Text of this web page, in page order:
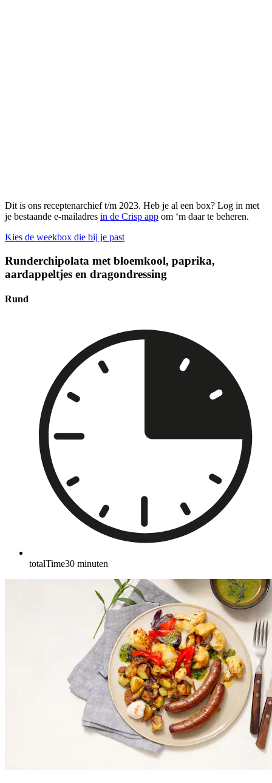
Dit is ons receptenarchief t/m 2023. Heb je al een box? Log in met
je bestaande e-mailadres in de Crisp app om ‘m daar te beheren.
Kies de weekbox die bij je past
Runderchipolata met bloemkool, paprika,
aardappeltjes en dragondressing
Rund
totalTime30 minuten